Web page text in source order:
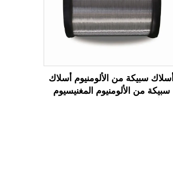
أسلاك سبيكة من الألومنيوم أسلاك
سبيكة من الألومنيوم المغنيسيوم